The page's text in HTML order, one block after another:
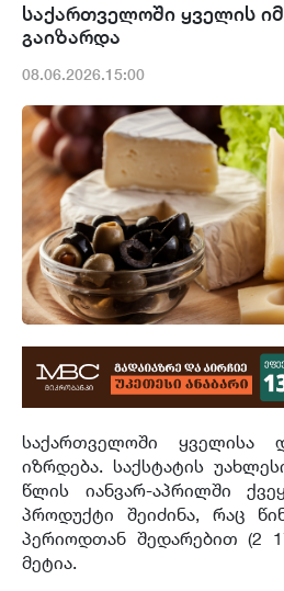
საქართველოში ყველის
გაიზარდა
08.06.2026.15:00
საქართველოში ყველისა
იზრდება. საქსტატის
წლის იანვარ-აპრილში
პროდუქტი შეიძინა, რაც
პერიოდთან შედარებით (2
მეტია.